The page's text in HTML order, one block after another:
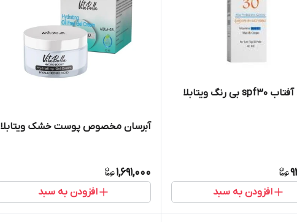
کرم ضد آفتاب spf۳۰ بی رنگ ویتابلا
افزودن به سبد
آبرسان مخصوص پوست خشک ویتابلا
1,691,000
افزودن به سبد